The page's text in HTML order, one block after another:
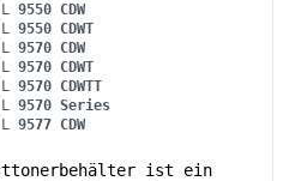
9550 CDW
9550 CDWT
9570 CDW
9570 CDWT
9570 CDWTT
9570 Series
9577 CDW
ist ein